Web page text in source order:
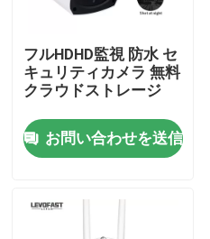
家へ
製品
フルHDHD監視 防水 セ
キュリティカメラ 無料
クラウドストレージ
お問い合わせを送信